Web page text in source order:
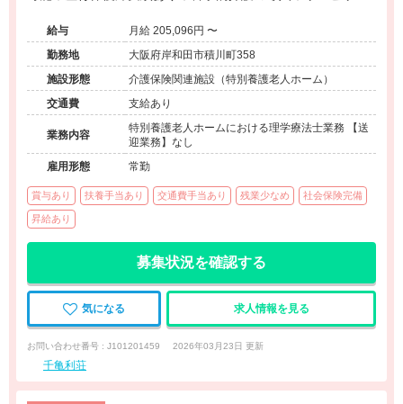
「社会福祉法人正豊会」が運営する施設です。
給与
月給 205,096円 〜
勤務地
大阪府岸和田市積川町358
施設形態
介護保険関連施設（特別養護老人ホーム）
交通費
支給あり
業務内容
特別養護老人ホームにおける理学療法士業務 【送
迎業務】なし
雇用形態
常勤
賞与あり 扶養手当あり 交通費手当あり 残業少なめ 社会保険完備
昇給あり
募集状況を確認する
気になる 求人情報を見る
お問い合わせ番号 : J101201459 2026年03月23日 更新
千亀利荘